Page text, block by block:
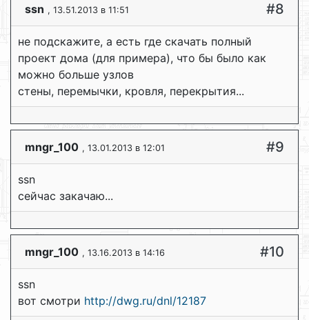
ssn , 13.51.2013 в 11:51 #8
не подскажите, а есть где скачать полный
проект дома (для примера), что бы было как
можно больше узлов
стены, перемычки, кровля, перекрытия...
mngr_100 , 13.01.2013 в 12:01 #9
ssn
сейчас закачаю...
mngr_100 , 13.16.2013 в 14:16 #10
ssn
вот смотри http://dwg.ru/dnl/12187